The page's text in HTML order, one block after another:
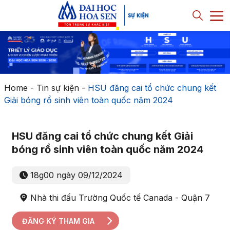
Home - Tin sự kiện- HSU đăng cai tổ chức chung kết
Giải bóng rổ sinh viên toàn quốc năm 2024
HSU đăng cai tổ chức chung kết Giải
bóng rổ sinh viên toàn quốc năm 2024
18g00 ngày 09/12/2024
Nhà thi đấu Trường Quốc tế Canada - Quận 7
ĐĂNG KÝ THAM GIA